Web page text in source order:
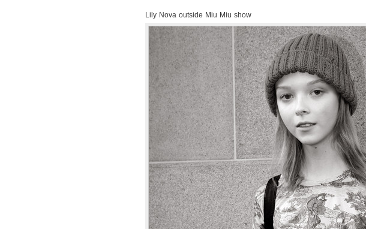
Lily Nova outside Miu Miu show